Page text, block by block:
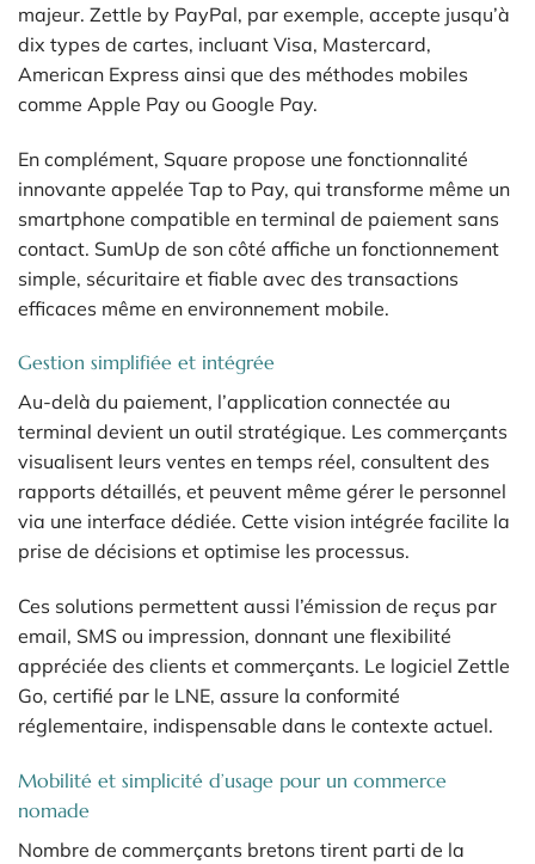
majeur. Zettle by PayPal, par exemple, accepte jusqu’à
dix types de cartes, incluant Visa, Mastercard,
American Express ainsi que des méthodes mobiles
comme Apple Pay ou Google Pay.
En complément, Square propose une fonctionnalité
innovante appelée Tap to Pay, qui transforme même un
smartphone compatible en terminal de paiement sans
contact. SumUp de son côté affiche un fonctionnement
simple, sécuritaire et fiable avec des transactions
efficaces même en environnement mobile.
Gestion simplifiée et intégrée
Au-delà du paiement, l’application connectée au
terminal devient un outil stratégique. Les commerçants
visualisent leurs ventes en temps réel, consultent des
rapports détaillés, et peuvent même gérer le personnel
via une interface dédiée. Cette vision intégrée facilite la
prise de décisions et optimise les processus.
Ces solutions permettent aussi l’émission de reçus par
email, SMS ou impression, donnant une flexibilité
appréciée des clients et commerçants. Le logiciel Zettle
Go, certifié par le LNE, assure la conformité
réglementaire, indispensable dans le contexte actuel.
Mobilité et simplicité d’usage pour un commerce
nomade
Nombre de commerçants bretons tirent parti de la